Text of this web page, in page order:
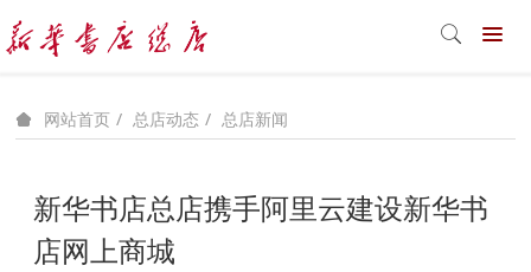
网站首页 总店动态 总店新闻
新华书店总店携手阿里云建设新华书
店网上商城